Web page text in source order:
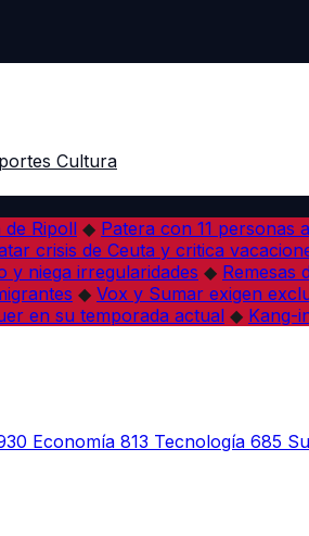
Cultura
Ripoll ◆ Patera con 11 personas
crisis de Ceuta y critica
y niega irregularidades ◆ Remesas
◆ Vox y Sumar exigen
en su temporada actual ◆ Kang-
Economía 813 Tecnología 685